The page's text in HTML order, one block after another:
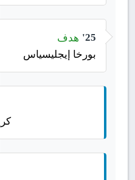
25' هدف
بورخا إيجليسياس